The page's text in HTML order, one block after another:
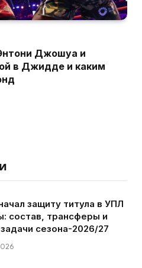
Джошуа и
в Джидде и каким
защиту титула в УПЛ
состав, трансферы и
сезона-2026/27